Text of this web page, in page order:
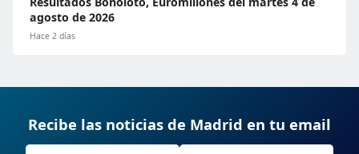
agosto de 2026
Hace 2 días
Recibe las noticias de Madrid en tu email